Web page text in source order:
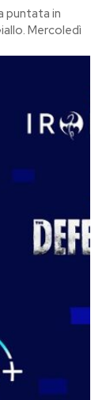
puntata in
Mercoledì